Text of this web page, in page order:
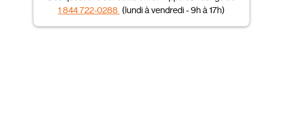
1 844 722-0288 (lundi à vendredi - 9h à 17h)